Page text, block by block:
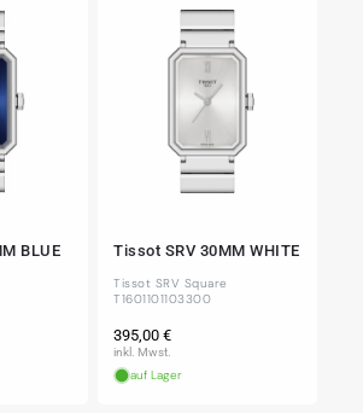
BLUE Tissot SRV 30MM WHITE
Tissot SRV Square
T1601101103300
Normaler
Preis
395,00 €
inkl. Mwst.
auf Lager